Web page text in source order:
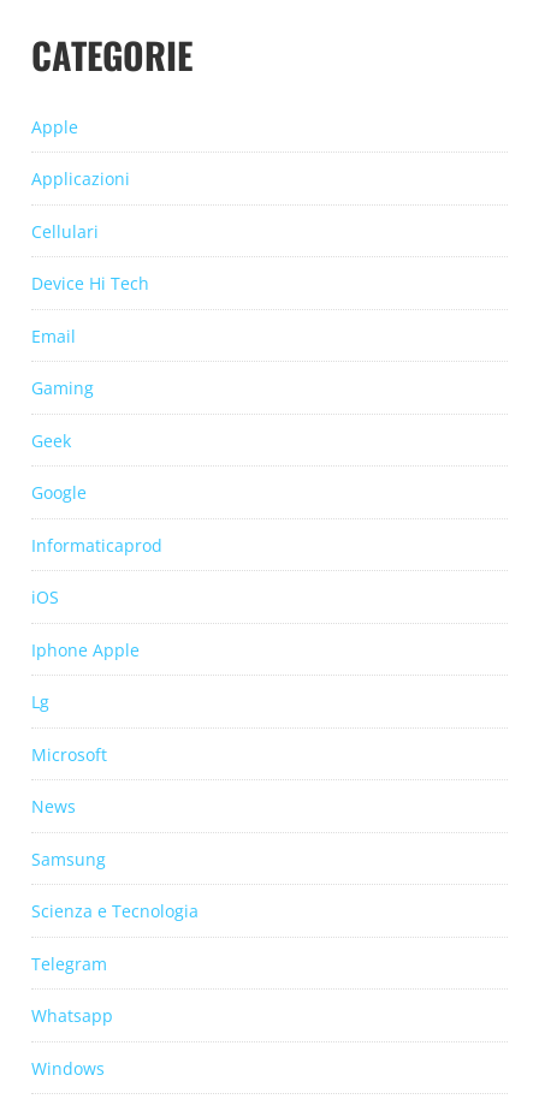
CATEGORIE
Apple
Applicazioni
Cellulari
Device Hi Tech
Email
Gaming
Geek
Google
Informaticaprod
iOS
Iphone Apple
Lg
Microsoft
News
Samsung
Scienza e Tecnologia
Telegram
Whatsapp
Windows